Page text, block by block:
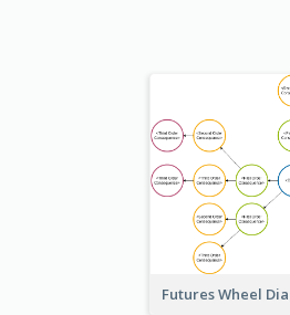
Futures Wheel